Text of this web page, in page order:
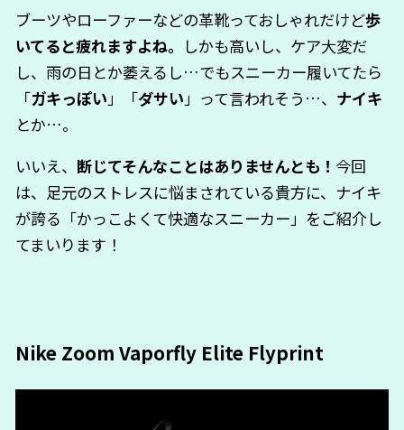
ブーツやローファーなどの革靴っておしゃれだけど歩
いてると疲れますよね。 しかも高いし、ケア大変だ
し、雨の日とか萎えるし…でもスニーカー履いてたら
「ガキっぽい」「ダサい」って言われそう…、 ナイキ
とか…。
いいえ、 断じてそんなことはありませんとも！今回
は、足元のストレスに悩まされている貴方に、ナイキ
が誇る「かっこよくて快適なスニーカー」をご紹介し
てまいります！
Nike Zoom Vaporfly Elite Flyprint